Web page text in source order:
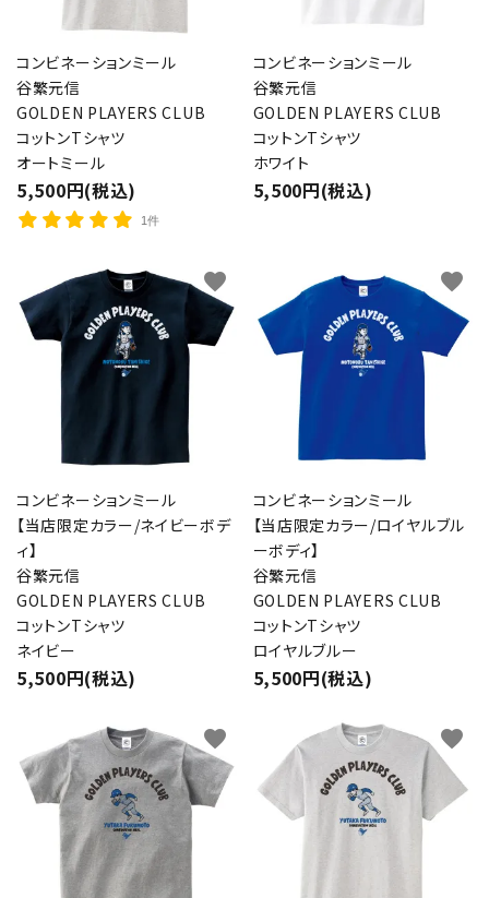
コンビネーションミール
谷繁元信
GOLDEN PLAYERS CLUB
コットンTシャツ
オートミール
5,500円(税込)
1件
コンビネーションミール
谷繁元信
GOLDEN PLAYERS CLUB
コットンTシャツ
ホワイト
5,500円(税込)
コンビネーションミール
【当店限定カラー/ネイビーボデ
ィ】
谷繁元信
GOLDEN PLAYERS CLUB
コットンTシャツ
ネイビー
5,500円(税込)
favorite
コンビネーションミール
【当店限定カラー/ロイヤルブル
ーボディ】
谷繁元信
GOLDEN PLAYERS CLUB
コットンTシャツ
ロイヤルブルー
5,500円(税込)
favorite
favorite favorite
検索する